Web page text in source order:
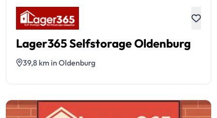
Lager365 Selfstorage Oldenburg
39,8 km in Oldenburg